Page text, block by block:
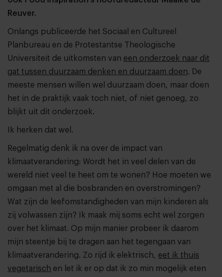
Reuver.
Onlangs publiceerde het Sociaal en Cultureel
Planbureau en de Protestantse Theologische
Universiteit de uitkomsten van een onderzoek naar dit
gat tussen duurzaam denken en duurzaam doen. De
meeste mensen willen wel duurzaam doen, maar doen
het in de praktijk vaak toch niet, of niet genoeg, zo
blijkt uit dit onderzoek.
Ik herken dat wel.
Regelmatig denk ik na over de impact van
klimaatverandering: Wordt het in veel delen van de
wereld niet veel te heet om te wonen? Hoe moeten we
omgaan met al die bosbranden en overstromingen?
Wat zijn de leefomstandigheden van mijn kinderen als
zij volwassen zijn? Ik maak mij soms echt wel zorgen
over het klimaat. Op mijn manier probeer ik daarom
mijn steentje bij te dragen aan het tegengaan van
klimaatverandering. Zo rijd ik elektrisch, eet ik thuis
vegetarisch en let ik er op dat ik zo min mogelijk eten